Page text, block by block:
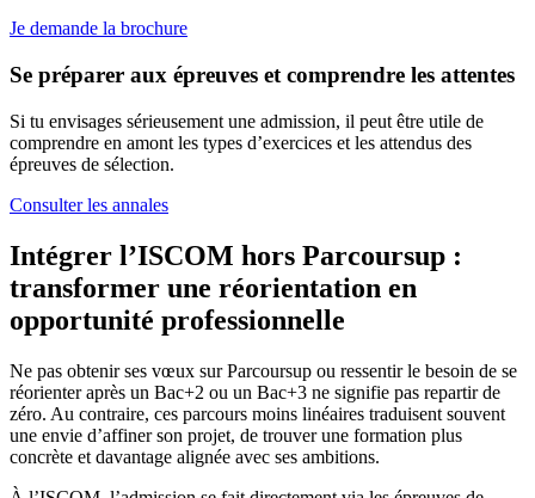
Je demande la brochure
Se préparer aux épreuves et comprendre les attentes
Si tu envisages sérieusement une admission, il peut être utile de
comprendre en amont les types d’exercices et les attendus des
épreuves de sélection.
Consulter les annales
Intégrer l’ISCOM hors Parcoursup :
transformer une réorientation en
opportunité professionnelle
Ne pas obtenir ses vœux sur Parcoursup ou ressentir le besoin de se
réorienter après un Bac+2 ou un Bac+3 ne signifie pas repartir de
zéro. Au contraire, ces parcours moins linéaires traduisent souvent
une envie d’affiner son projet, de trouver une formation plus
concrète et davantage alignée avec ses ambitions.